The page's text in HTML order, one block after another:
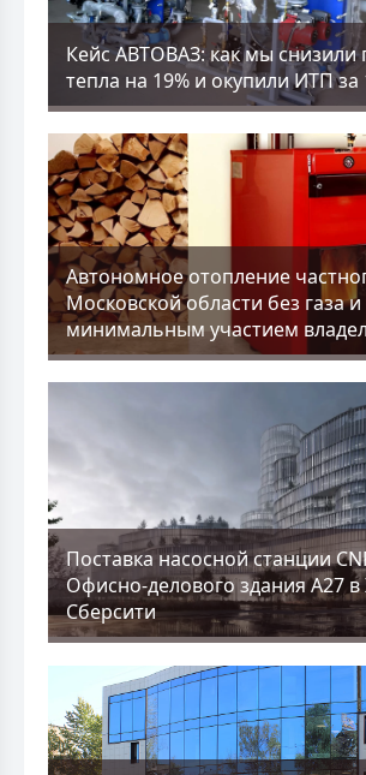
Кейс АВТОВАЗ: как мы снизили
тепла на 19% и окупили ИТП за
Aвтономное отопление
Московской области без газа и
минимальным участием
Поставка насосной станции
Офисно-делового здания А27
Сберсити